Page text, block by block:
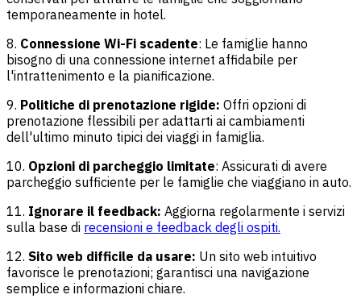
temporaneamente in hotel.
8. Connessione Wi-Fi scadente: Le famiglie hanno
bisogno di una connessione internet affidabile per
l'intrattenimento e la pianificazione.
9. Politiche di prenotazione rigide: Offri opzioni di
prenotazione flessibili per adattarti ai cambiamenti
dell'ultimo minuto tipici dei viaggi in famiglia.
10. Opzioni di parcheggio limitate: Assicurati di avere
parcheggio sufficiente per le famiglie che viaggiano in auto.
11. Ignorare il feedback: Aggiorna regolarmente i servizi
sulla base di recensioni e feedback degli ospiti.
12. Sito web difficile da usare: Un sito web intuitivo
favorisce le prenotazioni; garantisci una navigazione
semplice e informazioni chiare.